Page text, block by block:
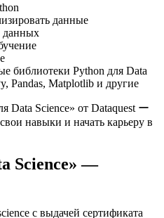
данные
данных
библиотеки Python для Data
Pandas, Matplotlib и другие
Data Science» от Dataquest ー
навыки и начать карьеру в
Science» —